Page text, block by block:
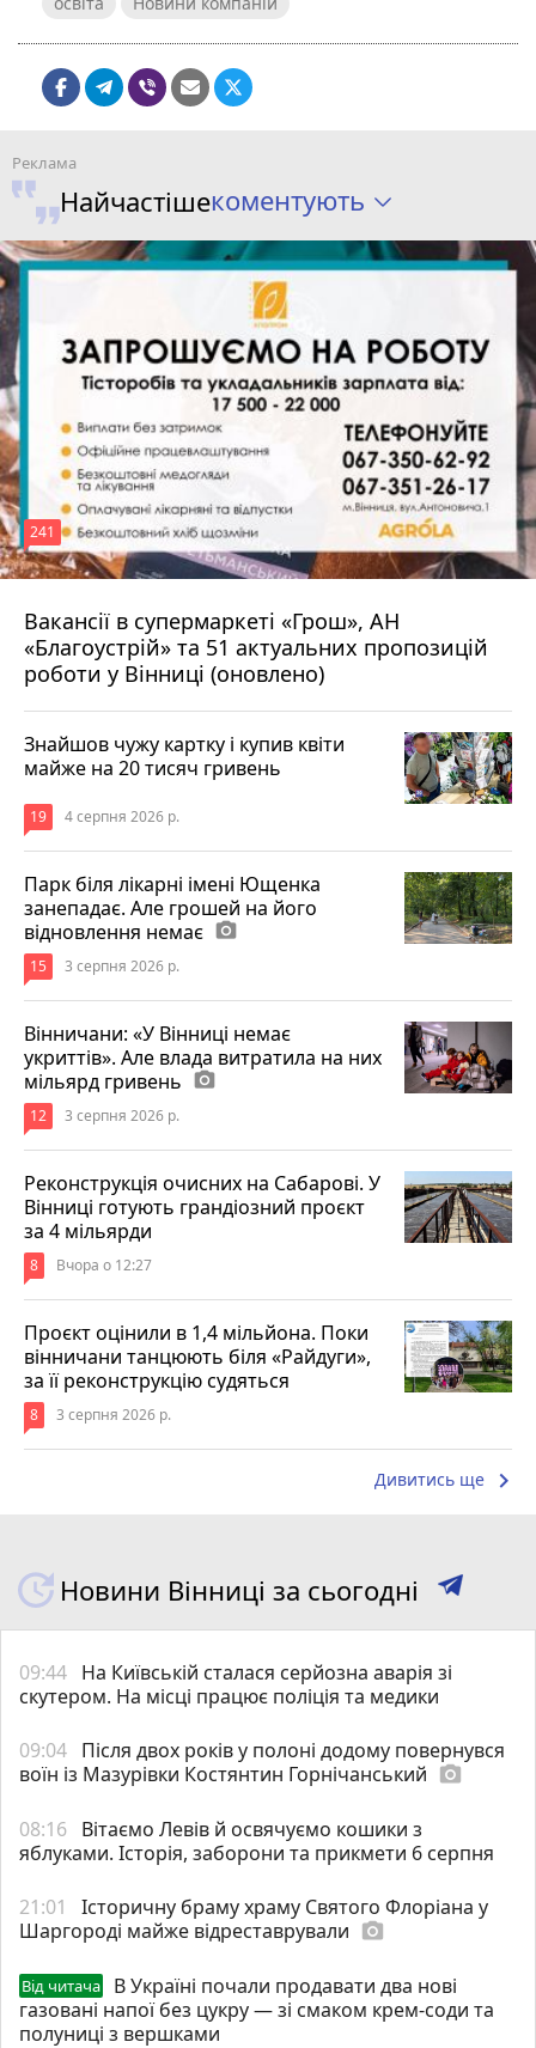
Найчастішекоментують
Вакансії в супермаркеті «Грош», АН
«Благоустрій» та 51 актуальних пропозицій
роботи у Вінниці (оновлено)
241
4 серпня 2026 р.
Знайшов чужу картку і купив квіти
майже на 20 тисяч гривень
19 4 серпня 2026 р.
Парк біля лікарні імені Ющенка
занепадає. Але грошей на його
відновлення немає photo_camera
15 3 серпня 2026 р.
Вінничани: «У Вінниці немає
укриттів». Але влада витратила на них
мільярд гривень photo_camera
12 3 серпня 2026 р.
Реконструкція очисних на Сабарові. У
Вінниці готують грандіозний проєкт
за 4 мільярди
8 Вчора о 12:27
Проєкт оцінили в 1,4 мільйона. Поки
вінничани танцюють біля «Райдуги»,
за її реконструкцію судяться
8 3 серпня 2026 р.
Дивитись ще keyboard_arrow_right
Новини Вінниці за сьогодні
09:44 На Київській сталася серйозна аварія зі
скутером. На місці працює поліція та медики
09:04 Після двох років у полоні додому повернувся
воїн із Мазурівки Костянтин Горнічанський photo_camera
08:16 Вітаємо Левів й освячуємо кошики з
яблуками. Історія, заборони та прикмети 6 серпня
21:01
Історичну браму храму Святого Флоріана у
Шаргороді майже відреставрували photo_camera
Від читача
В Україні почали продавати два нові
газовані напої без цукру — зі смаком крем-соди та
полуниці з вершками